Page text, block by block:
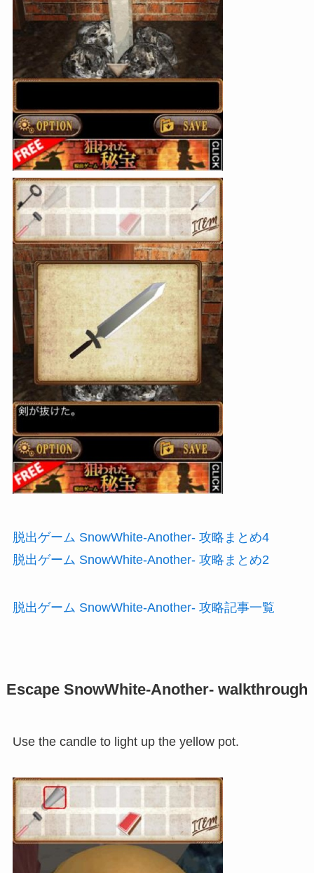
脱出ゲーム SnowWhite-Another- 攻略まとめ4
脱出ゲーム SnowWhite-Another- 攻略まとめ2
脱出ゲーム SnowWhite-Another- 攻略記事一覧
Escape SnowWhite-Another- walkthrough
Use the candle to light up the yellow pot.